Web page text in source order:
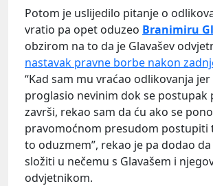
Potom je uslijedilo pitanje o
vratio pa opet oduzeo Branimiru
obzirom na to da je Glavašev
nastavak pravne borbe nakon
“Kad sam mu vraćao odlikovanja
proglasio nevinim dok se postupak
završi, rekao sam da ću ako se
pravomoćnom presudom postupiti
to oduzmem”, rekao je pa dodao
složiti u nečemu s Glavašem i
odvjetnikom.